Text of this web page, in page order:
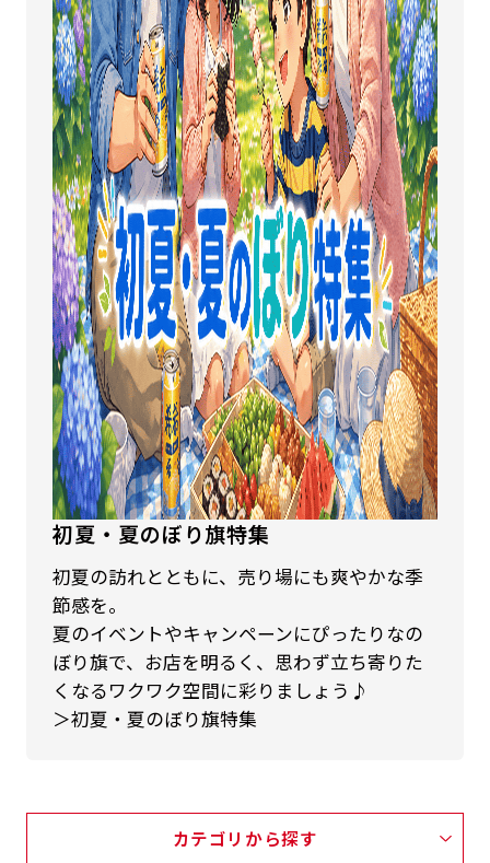
初夏・夏のぼり旗特集
初夏の訪れとともに、売り場にも爽やかな季
節感を。
夏のイベントやキャンペーンにぴったりなの
ぼり旗で、お店を明るく、思わず立ち寄りた
くなるワクワク空間に彩りましょう♪
＞初夏・夏のぼり旗特集
カテゴリから探す